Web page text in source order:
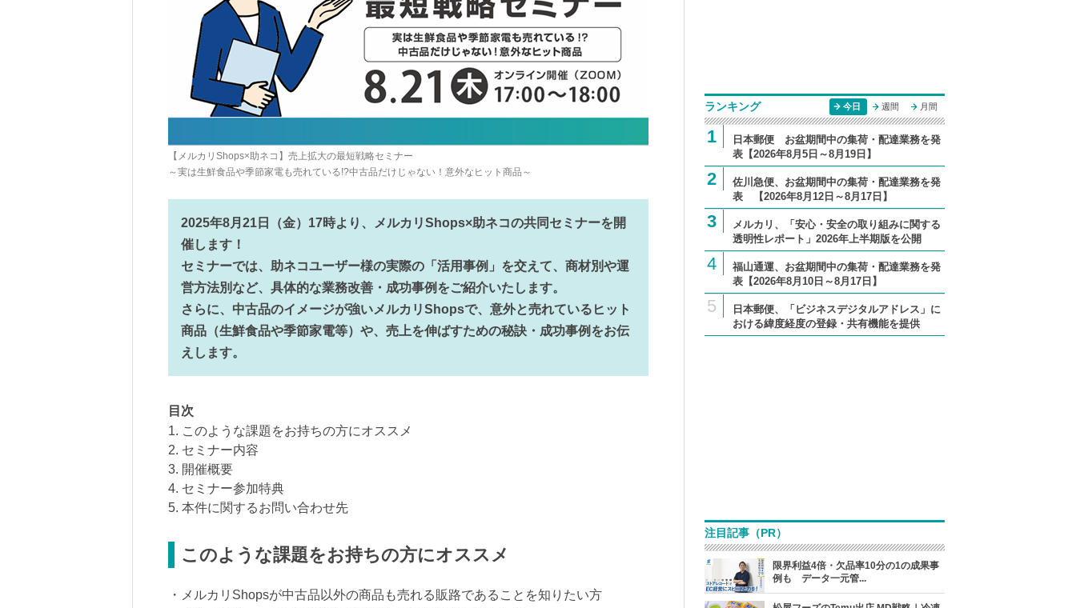
【メルカリShops×助ネコ】売上拡大の最短戦略セミナー
～実は生鮮食品や季節家電も売れている!?中古品だけじゃない！意外なヒット商品～
2025年8月21日（金）17時より、メルカリShops×助ネコの共同セミナーを開
催します！
セミナーでは、助ネコユーザー様の実際の「活用事例」を交えて、商材別や運
営方法別など、具体的な業務改善・成功事例をご紹介いたします。
さらに、中古品のイメージが強いメルカリShopsで、意外と売れているヒット
商品（生鮮食品や季節家電等）や、売上を伸ばすための秘訣・成功事例をお伝
えします。
目次
1. このような課題をお持ちの方にオススメ
2. セミナー内容
3. 開催概要
4. セミナー参加特典
5. 本件に関するお問い合わせ先
このような課題をお持ちの方にオススメ
・メルカリShopsが中古品以外の商品も売れる販路であることを知りたい方
ランキング 今日 週間 月間
1
日本郵便 お盆期間中の集荷・配達業務を発
表【2026年8月5日～8月19日】
2
佐川急便、お盆期間中の集荷・配達業務を発
表 【2026年8月12日～8月17日】
3
メルカリ、「安心・安全の取り組みに関する
透明性レポート」2026年上半期版を公開
4
福山通運、お盆期間中の集荷・配達業務を発
表【2026年8月10日～8月17日】
5
日本郵便、「ビジネスデジタルアドレス」に
おける緯度経度の登録・共有機能を提供
注目記事（PR）
限界利益4倍・欠品率10分の1の成果事
例も データ一元管...